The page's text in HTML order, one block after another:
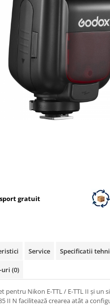
gratuit
Service Specificatii
uri (0)
pentru Nikon E-TTL / E-TTL II și un
II N facilitează crearea atât a